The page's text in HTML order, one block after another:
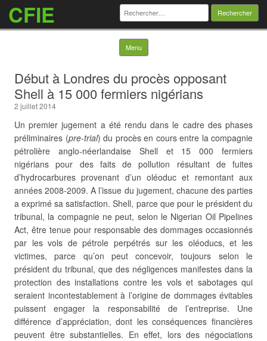
CFIE Rechercher :
Menu Skip to content
Début à Londres du procès opposant
Shell à 15 000 fermiers nigérians
2 juillet 2014
Un premier jugement a été rendu dans le cadre des phases
préliminaires (pre-trial) du procès en cours entre la compagnie
pétrolière anglo-néerlandaise Shell et 15 000 fermiers
nigérians pour des faits de pollution résultant de fuites
d’hydrocarbures provenant d’un oléoduc et remontant aux
années 2008-2009. A l’issue du jugement, chacune des parties
a exprimé sa satisfaction. Shell, parce que pour le président du
tribunal, la compagnie ne peut, selon le Nigerian Oil Pipelines
Act, être tenue pour responsable des dommages occasionnés
par les vols de pétrole perpétrés sur les oléoducs, et les
victimes, parce qu’on peut concevoir, toujours selon le
président du tribunal, que des négligences manifestes dans la
protection des installations contre les vols et sabotages qui
seraient incontestablement à l’origine de dommages évitables
puissent engager la responsabilité de l’entreprise. Une
différence d’appréciation, dont les conséquences financières
peuvent être substantielles. En effet, lors des négociations